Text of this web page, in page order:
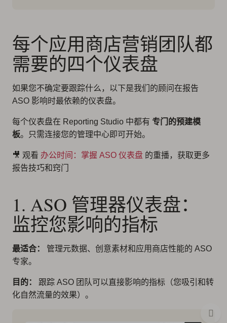
每个应用商店营销团队都
需要的四个仪表盘
如果您不确定要跟踪什么，以下是我们的顾问在报告
ASO 影响时最依赖的仪表盘。
每个仪表盘在 Reporting Studio 中都有 专门的预建模
板。只需连接您的管理中心即可开始。
🎥 观看 办公时间：掌握 ASO 仪表盘 的重播，获取更多
报告技巧和窍门
1. ASO 管理器仪表盘：
监控您影响的指标
最适合：
管理元数据、创意素材和应用商店性能的 ASO
专家。
目的：
跟踪 ASO 团队可以直接影响的指标（您吸引和转
化自然流量的效果）。